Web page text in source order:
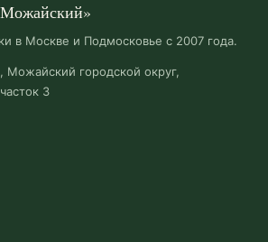
в Москве и Подмосковье с 2007 года.
Можайский городской округ,
3